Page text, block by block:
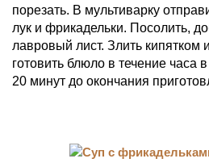
порезать. В мультиварку
лук и фрикадельки. Посолить,
лавровый лист. Злить кипятком
готовить блюло в течение часа
20 минут до окончания